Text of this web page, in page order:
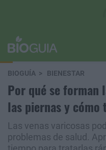
BIOGUÍA BIENESTAR
Por qué se forman
las piernas y
Las venas varicosas
problemas de salud.